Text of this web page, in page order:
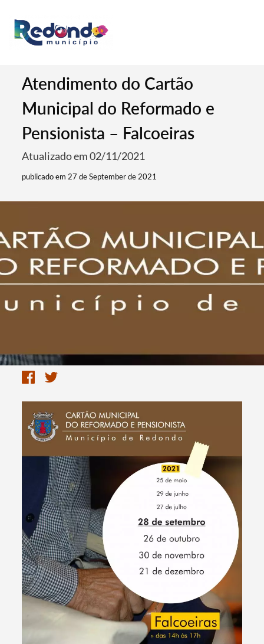
Atendimento do Cartão
Municipal do Reformado e
Pensionista – Falcoeiras
Atualizado em 02/11/2021
publicado em 27 de September de 2021